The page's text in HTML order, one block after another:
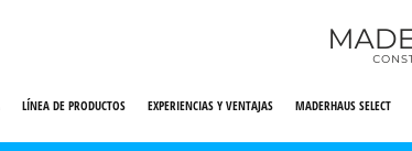
LÍNEA DE PRODUCTOS EXPERIENCIAS Y VENTAJAS MADERHAUS SELECT